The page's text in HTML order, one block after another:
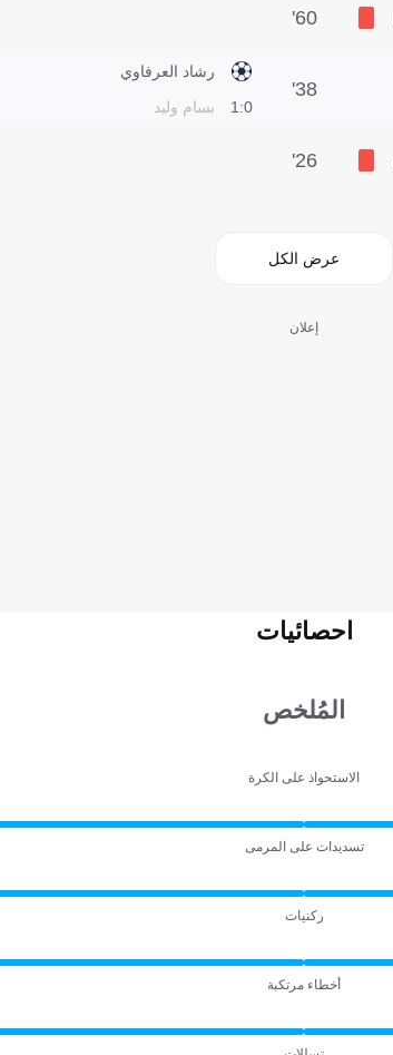
60'
0:1
رشاد العرفاوي
بسام وليد
38'
26'
عرض الكل
إعلان
احصائيات
المُلخص
الاستحواذ على الكرة
تسديدات على المرمى
ركنيات
أخطاء مرتكبة